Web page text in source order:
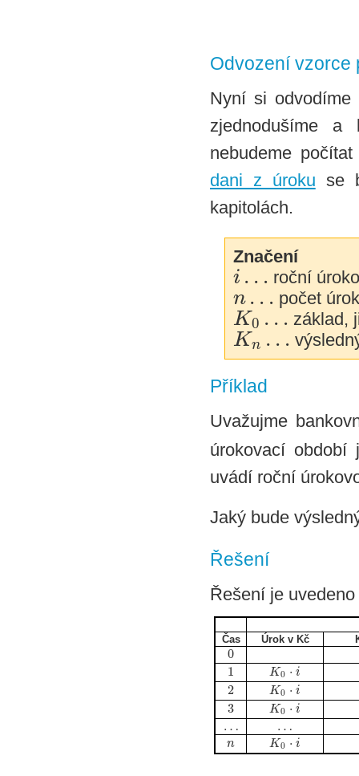
Odvození vzorce
Nyní si odvodíme
zjednodušíme a
nebudeme
dani z úroku se
kapitolách.
Značení
i… roční
n… počet
K0 … základ,
Kn …
Příklad
Uvažujme
úrokovací
uvádí roční
Jaký bude
Řešení
Řešení je
Čas Úrok v Kč
0
1
K0 ⋅ i
2 K0 ⋅ i
3 K0 ⋅ i
… …
n K0 ⋅ i